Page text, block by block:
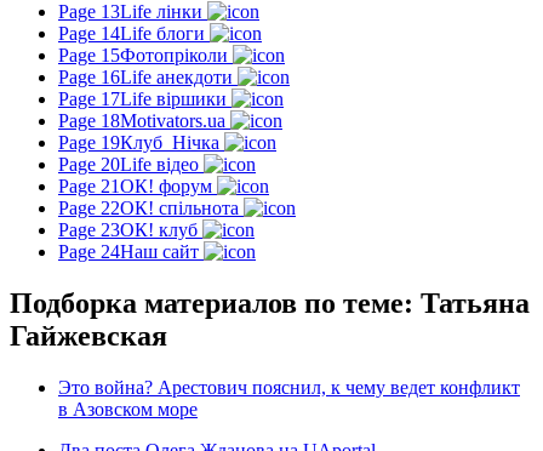
Page 13Life лінки
Page 14Life блоги
Page 15Фотопріколи
Page 16Life анекдоти
Page 17Life віршики
Page 18Motivators.ua
Page 19Клуб_Нічка
Page 20Life відео
Page 21ОК! форум
Page 22ОК! спільнота
Page 23ОК! клуб
Page 24Наш сайт
Подборка материалов по теме: Татьяна
Гайжевская
Это война? Арестович пояснил, к чему ведет конфликт
в Азовском море